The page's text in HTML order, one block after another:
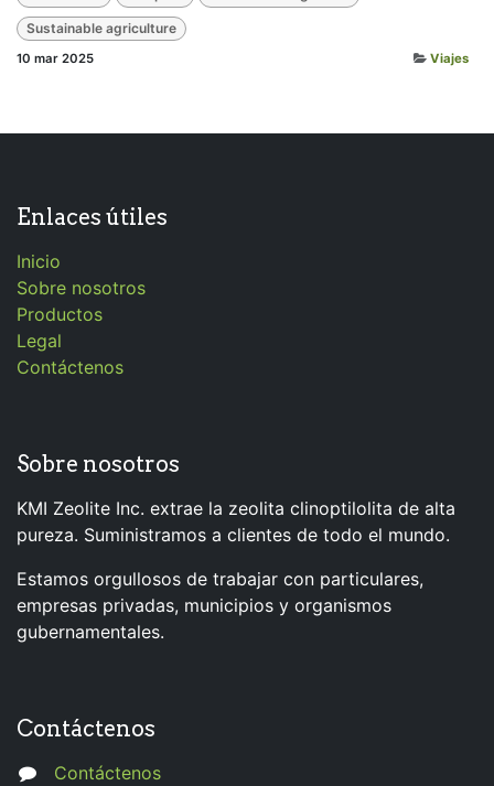
Sustainable agriculture
10 mar 2025 Viajes
Enlaces útiles
Inicio
Sobre nosotros
Productos
Legal
Contáctenos
Sobre nosotros
KMI Zeolite Inc. extrae la zeolita clinoptilolita de alta
pureza. Suministramos a clientes de todo el mundo.
Estamos orgullosos de trabajar con particulares,
empresas privadas, municipios y organismos
gubernamentales.
Contáctenos
Contáctenos